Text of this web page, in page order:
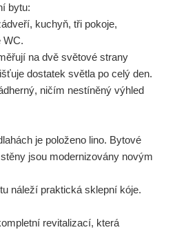
bytu:
kuchyň, tři pokoje,
WC.
na dvě světové strany
dostatek světla po celý den.
ničím nestíněný výhled
je položeno lino. Bytové
jsou modernizovány novým
náleží praktická sklepní kóje.
revitalizací, která